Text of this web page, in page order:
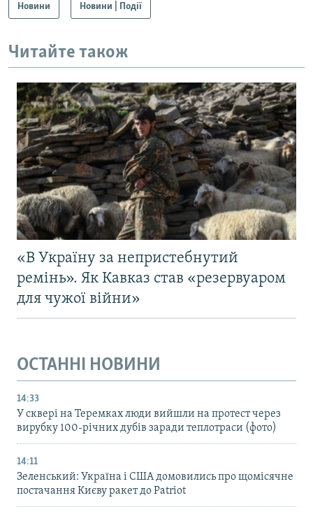
Новини Новини | Події
Читайте також
«В Україну за непристебнутий
ремінь». Як Кавказ став «резервуаром
для чужої війни»
ОСТАННІ НОВИНИ
14:33
У сквері на Теремках люди вийшли на протест через
вирубку 100-річних дубів заради теплотраси (фото)
14:11
Зеленський: Україна і США домовились про щомісячне
постачання Києву ракет до Patriot